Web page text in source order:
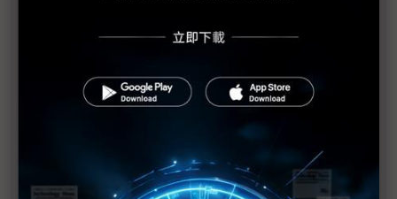
點亮AR眼鏡 創王造出全球最亮6萬nits全彩Micro
Research Insight：友達智慧座艙再進化 無所不在